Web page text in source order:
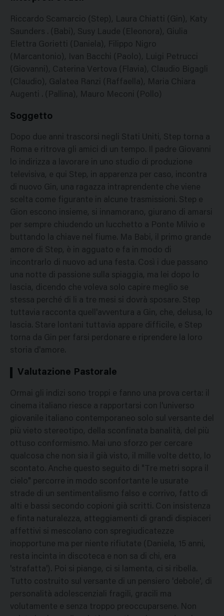
Riccardo Scamarcio (Step), Laura Chiatti (Gin), Katy
Saunders . (Babi), Susy Laude (Eleonora), Giulia
Elettra Gorietti (Daniela), Filippo Nigro
(Marcantonio), Ivan Bacchi (Paolo), Luigi Petrucci
(Giovanni), Caterina Vertova (Flavia), Claudio Bigagli
(Claudio), Galatea Ranzi (Raffaella), Maria Chiara
Augenti . (Pallina), Mauro Meconi (Pollo)
Soggetto
Dopo due anni trascorsi negli Stati Uniti, Step torna a
Roma e ritrova gli amici di un tempo. Il padre Giovanni
lo indirizza a lavorare in uno studio di produzione
televisiva, e qui Step, in apparenza per caso, incontra
di nuovo Gin, una ragazza intraprendente che viene
scelta come figurante in alcune trasmissioni. Step e
Gion escono insieme, si innamorano, giurano di amarsi
per sempre chiudendo un lucchetto a Ponte Milvio e
buttando la chiave nel fiume. Ma Babi, il primo grande
amore di Step, è in agguato e fa in modo di
incontrarlo di nuovo ad una festa. Così i due passano
una notte di passione sulla spiaggia, ma lei dopo lo
lascia, dicendo che voleva solo capire meglio se
stessa perché di li a tre mesi si dovrà sposare. Step
tuttavia racconta quell'avventura a Gin, che, delusa, lo
lascia. Stare lontani tuttavia appare difficile, e Step
torna da Gin per farsi perdonare e riprendere la loro
storia d'amore.
Valutazione Pastorale
Ormai gli indizi sono troppi e fanno una prova certa: il
cinema italiano riesce a rapportarsi con l'universo
giovanile italiano contemporaneo solo sul versante del
più vieto stereotipo, della sconfinata banalità, del più
ottuso conformismo. Mai uno sforzo per cercare
qualcosa che non sia il già visto, il mille volte detto, lo
scontato. Anche questo seguito di "Tre metri sopra il
cielo" percorre in modo sconfortante le usurate
strade di un sentimentalismo falso e corrivo, fatto di
alti e bassi secondo copioni già scritti. Con insistenza
e finta naturalezza, atteggiamenti di grandi dispiaceri
affettivi si mescolano con spregiudicatezze
inopportune ma per niente rifiutate (Daniela, 15 anni,
resta incinta in discoteca e non sa di chi, era
'strafatta'). Poi si piange, ci si lamenta, ci si ribella.
Tutto costruito sul versante di un pensiero 'debole', di
personalità adolescenziali fragili, gracili ma
volutamente e senza troppo preoccuparsene. Non